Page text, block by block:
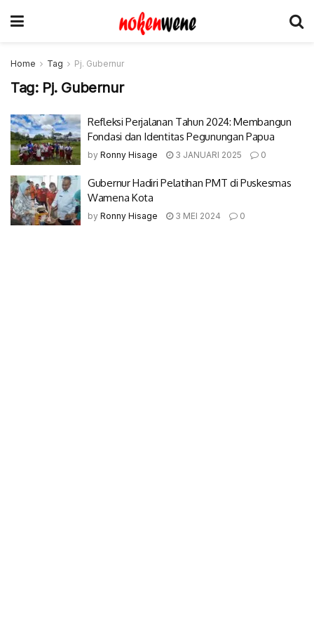
Home Tag Pj. Gubernur
Tag: Pj. Gubernur
Refleksi Perjalanan Tahun 2024: Membangun
Fondasi dan Identitas Pegunungan Papua
by Ronny Hisage 3 JANUARI 2025 0
Gubernur Hadiri Pelatihan PMT di Puskesmas
Wamena Kota
by Ronny Hisage 3 MEI 2024 0